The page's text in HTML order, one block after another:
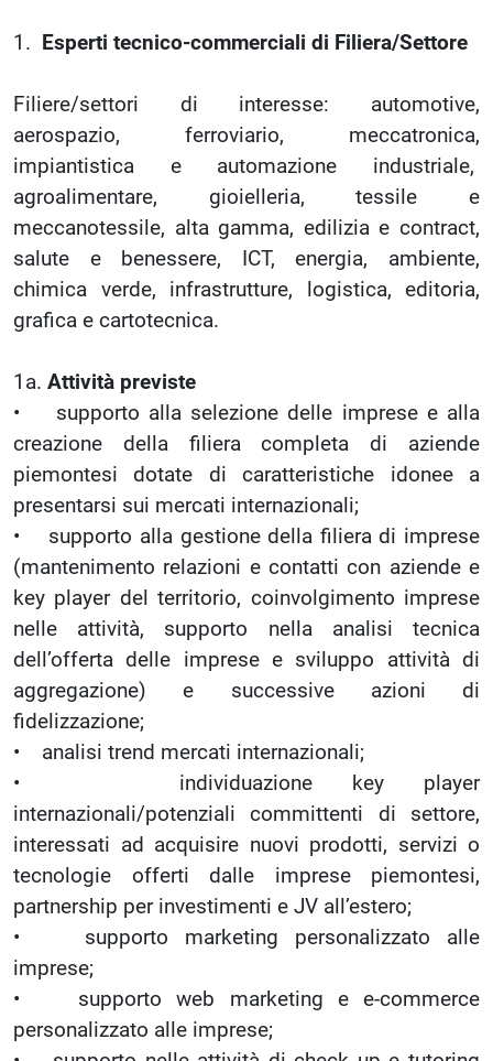
1. Esperti tecnico-commerciali di Filiera/Settore
Filiere/settori di interesse: automotive,
aerospazio, ferroviario, meccatronica,
impiantistica e automazione industriale,
agroalimentare, gioielleria, tessile e
meccanotessile, alta gamma, edilizia e contract,
salute e benessere, ICT, energia, ambiente,
chimica verde, infrastrutture, logistica, editoria,
grafica e cartotecnica.
1a. Attività previste
• supporto alla selezione delle imprese e alla
creazione della filiera completa di aziende
piemontesi dotate di caratteristiche idonee a
presentarsi sui mercati internazionali;
• supporto alla gestione della filiera di imprese
(mantenimento relazioni e contatti con aziende e
key player del territorio, coinvolgimento imprese
nelle attività, supporto nella analisi tecnica
dell’offerta delle imprese e sviluppo attività di
aggregazione) e successive azioni di
fidelizzazione;
• analisi trend mercati internazionali;
• individuazione key player
internazionali/potenziali committenti di settore,
interessati ad acquisire nuovi prodotti, servizi o
tecnologie offerti dalle imprese piemontesi,
partnership per investimenti e JV all’estero;
• supporto marketing personalizzato alle
imprese;
• supporto web marketing e e-commerce
personalizzato alle imprese;